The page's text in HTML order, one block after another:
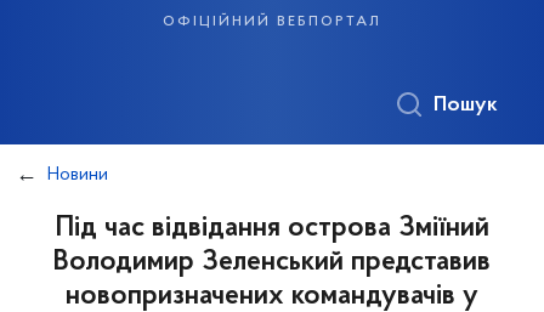
офіційний вебпортал
Пошук
Новини
Під час відвідання острова Зміїний
Володимир Зеленський представив
новопризначених командувачів у